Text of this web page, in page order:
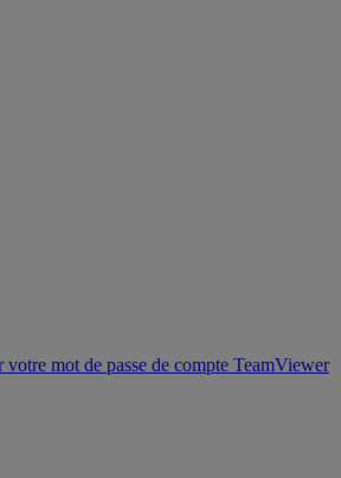
votre mot de passe de compte TeamViewer